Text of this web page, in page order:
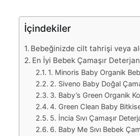
İçindekiler
Bebeğinizde cilt tahrişi veya
En İyi Bebek Çamaşır
1. Minoris Baby Organik
2. Siveno Baby Doğal
3. Baby’s Green Organik
4. Green Clean Baby
5. İncia Sıvı Çamaşır
6. Baby Me Sıvı Bebek